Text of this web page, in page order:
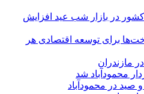
در بازار شب عید افزایش
برای توسعه اقتصادی هر
مازندران
محمودآباد شد
صید در محمودآباد